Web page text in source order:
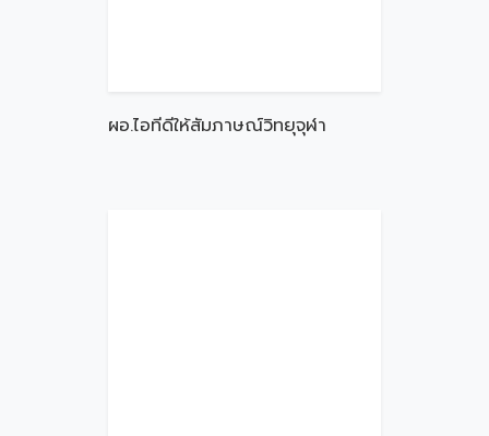
ผอ.ไอทีดีให้สัมภาษณ์วิทยุจุฬา